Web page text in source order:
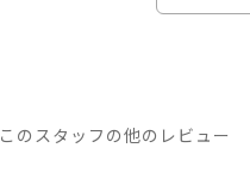
このスタッフの他のレビュー